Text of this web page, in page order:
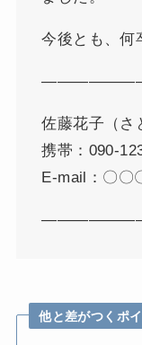
今後とも、何
佐藤花子（さ
携帯：090-
E-mail：〇〇
他と差がつくポ